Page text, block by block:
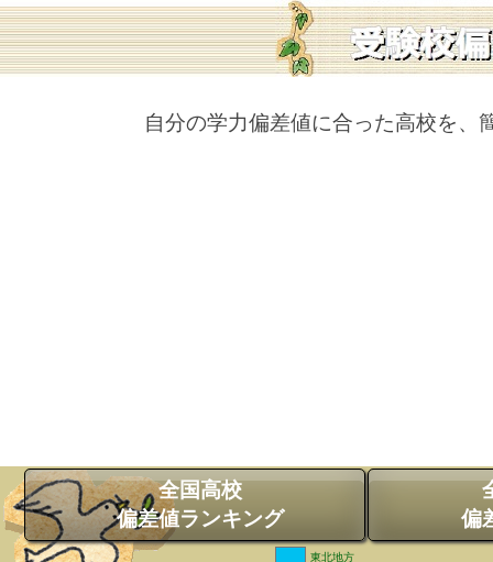
自分の学力偏差値に合った高校を、
全国高校
偏差値ランキング
偏
東北地方